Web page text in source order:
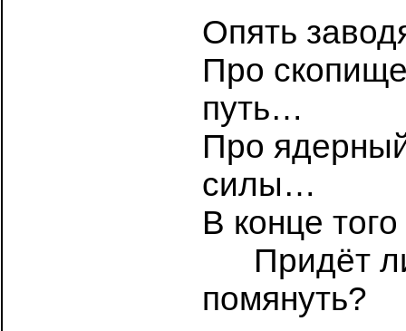
Опять
Про
путь…
Про
силы…
В конце
Придёт
помянуть?